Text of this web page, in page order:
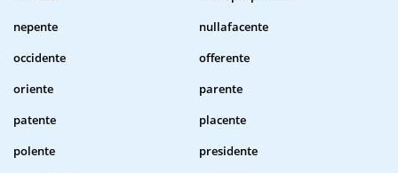
nepente
nullafacente
occidente
offerente
oriente
parente
patente
placente
polente
presidente